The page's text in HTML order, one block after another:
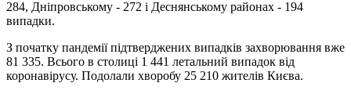
284, Дніпровському - 272 і Деснянському районах - 194
випадки.
З початку пандемії підтверджених випадків захворювання вже
81 335. Всього в столиці 1 441 летальний випадок від
коронавірусу. Подолали хворобу 25 210 жителів Києва.